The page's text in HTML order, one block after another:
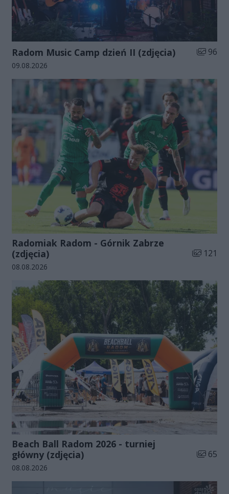
Radom Music Camp dzień II (zdjęcia) Liczba
96
Data dodania galerii:
09.08.2026
Radomiak Radom - Górnik Zabrze
(zdjęcia)
Liczba
121
Data dodania galerii:
08.08.2026
Beach Ball Radom 2026 - turniej
główny (zdjęcia)
Liczba
65
Data dodania galerii:
08.08.2026